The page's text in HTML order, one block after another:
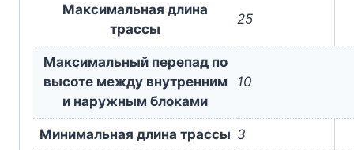
Максимальная длина
трассы
25
Максимальный перепад по
высоте между внутренним
и наружным блоками
10
Минимальная длина трассы 3